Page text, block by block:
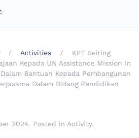
Activities
KPT Seiring
Kepada UN Assistance Mission In
Bantuan Kepada Pembangunan
Dalam Bidang Pendidikan
2024. Posted in Activity.